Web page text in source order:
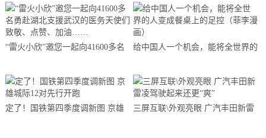
“雷火小欣”邀您一起向41600多名
敬、点赞、加油……
给中国人一个机会，能将全世界的
定了！国铁第四季度调新图 京雄
三屏互联\外观亮眼 广汽丰田新雷